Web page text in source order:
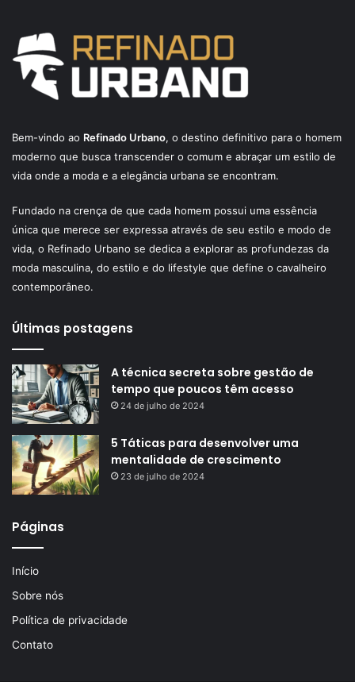
Bem-vindo ao Refinado Urbano, o destino definitivo para o homem
moderno que busca transcender o comum e abraçar um estilo de
vida onde a moda e a elegância urbana se encontram.
Fundado na crença de que cada homem possui uma essência
única que merece ser expressa através de seu estilo e modo de
vida, o Refinado Urbano se dedica a explorar as profundezas da
moda masculina, do estilo e do lifestyle que define o cavalheiro
contemporâneo.
Últimas postagens
A técnica secreta sobre gestão de
tempo que poucos têm acesso
24 de julho de 2024
5 Táticas para desenvolver uma
mentalidade de crescimento
23 de julho de 2024
Páginas
Início
Sobre nós
Política de privacidade
Contato